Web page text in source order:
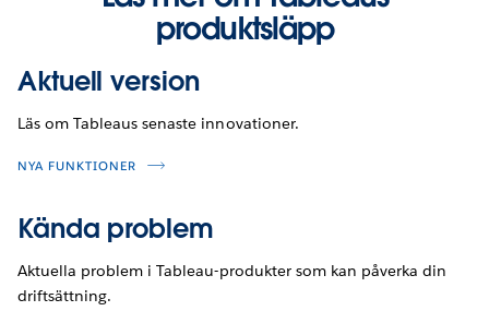
produktsläpp
Aktuell version
Läs om Tableaus senaste innovationer.
NYA FUNKTIONER
Kända problem
Aktuella problem i Tableau-produkter som kan påverka din
driftsättning.